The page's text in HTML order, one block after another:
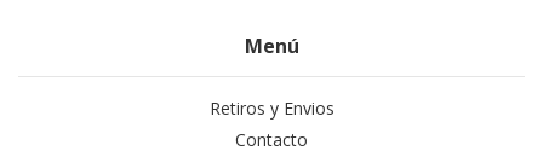
Menú
Retiros y Envios
Contacto